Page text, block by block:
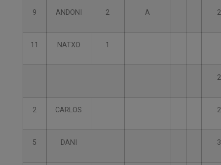
9 ANDONI 2 A
11 NATXO 1
2 CARLOS
5 DANI